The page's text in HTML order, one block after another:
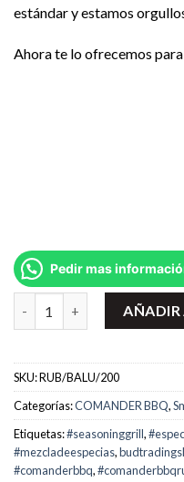
estándar y estamos
Ahora te lo ofrecemos
Pedir mas
Rub de especias paraAÑADIR
SKU:RUB/BALU/200
Categorías:COMANDER BBQ,
Etiquetas:#seasoninggrill,
#mezcladeespecias,
#comanderbbq,